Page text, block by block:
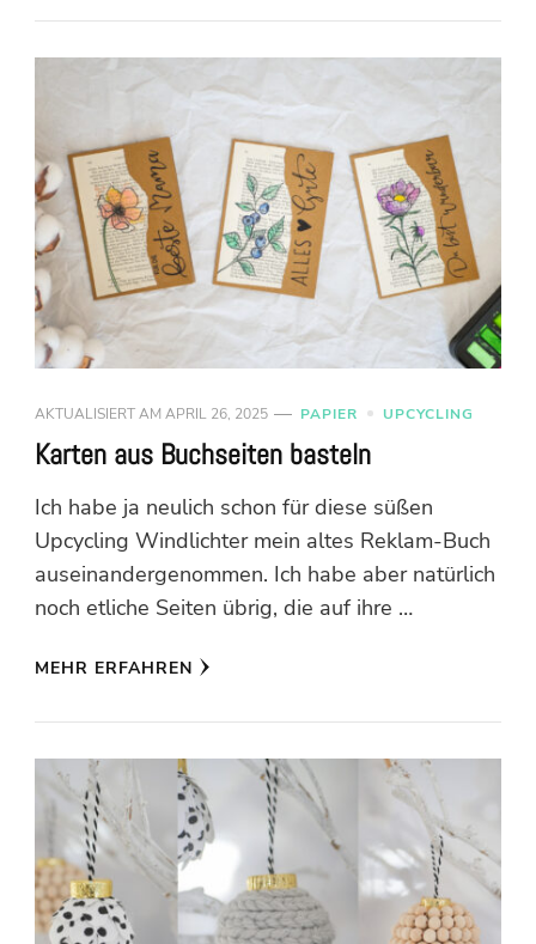
AKTUALISIERT AM APRIL 26, 2025 PAPIER UPCYCLING
Karten aus Buchseiten basteln
Ich habe ja neulich schon für diese süßen
Upcycling Windlichter mein altes Reklam-Buch
auseinandergenommen. Ich habe aber natürlich
noch etliche Seiten übrig, die auf ihre …
MEHR ERFAHREN